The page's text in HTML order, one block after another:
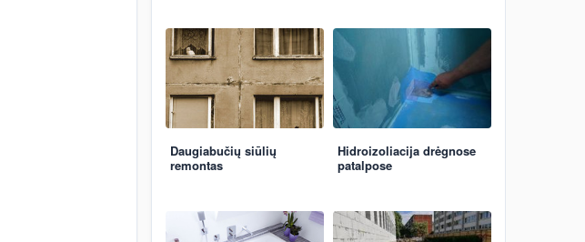
Daugiabučių siūlių
remontas
Hidroizoliacija drėgnose
patalpose